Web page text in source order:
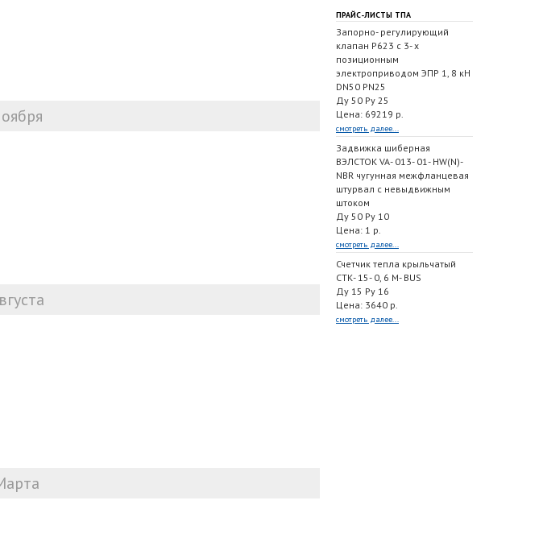
ПРАЙС-ЛИСТЫ ТПА
Запорно- регулирующий
клапан Р623 с 3- х
позиционным
электроприводом ЭПР 1, 8 кН
DN50 PN25
Ду 50 Ру 25
Цена: 69219 р.
смотреть далее...
Задвижка шиберная
ВЭЛСТОК VA- 013- 01- HW(N)-
NBR чугунная межфланцевая
штурвал с невыдвижным
штоком
Ду 50 Ру 10
Цена: 1 р.
смотреть далее...
Счетчик тепла крыльчатый
СТК- 15- 0, 6 M- BUS
Ду 15 Ру 16
Цена: 3640 р.
смотреть далее...